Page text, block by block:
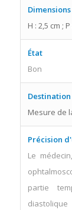
Dimensions
H : 2,5 cm ;
État
Bon
Destination
Mesure de
Précision
Le
partie